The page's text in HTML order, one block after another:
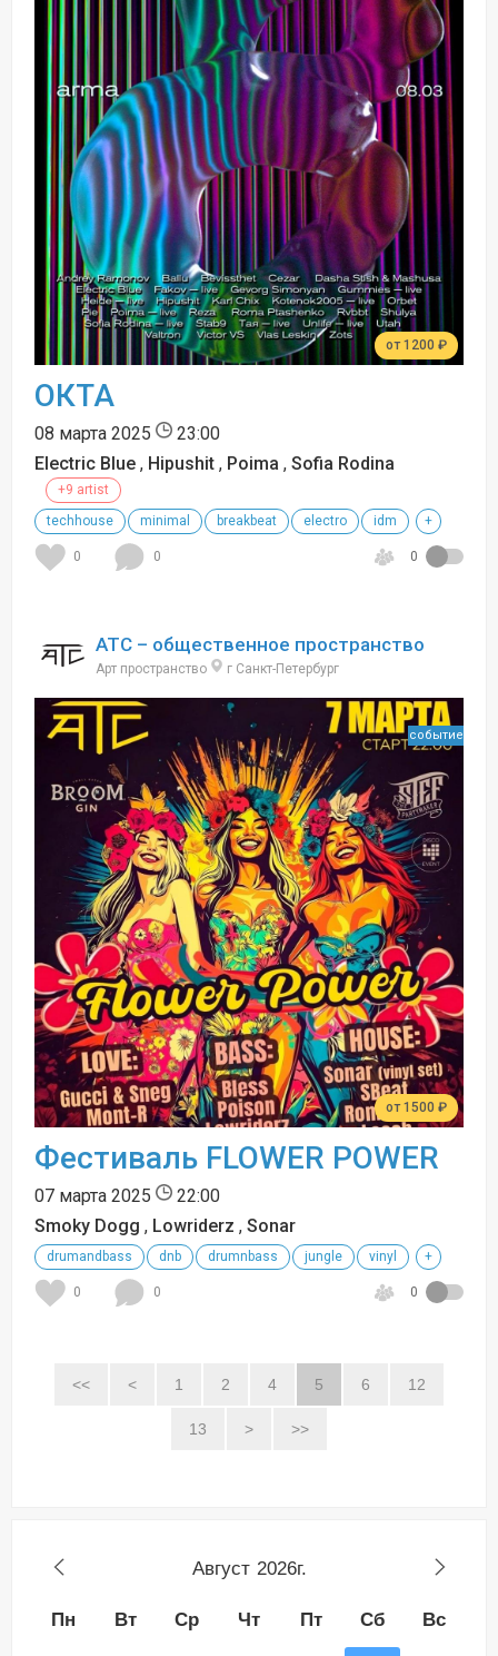
от 1200 ₽
ОКТА
08 марта 2025
23:00
Electric Blue , Hipushit , Poima , Sofia Rodina
+9 artist
techhouse
minimal breakbeat electro idm +
0 0 0
АТС – общественное пространство
Арт пространство г Санкт-Петербург
от 1500 ₽
событие
Фестиваль FLOWER POWER
07 марта 2025
22:00
Smoky Dogg , Lowriderz , Sonar
drumandbass dnb drumnbass jungle vinyl +
0 0 0
<< < 1 2 4 5 6 12
13 > >>
Август 2026г.
Пн Вт Ср Чт Пт Сб Вс